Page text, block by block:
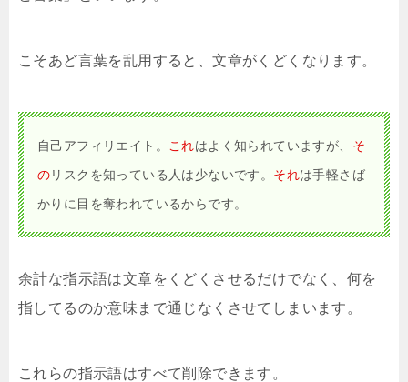
こそあど言葉を乱用すると、文章がくどくなります。
自己アフィリエイト。 これはよく知られていますが、 そ
のリスクを知っている人は少ないです。 それは手軽さば
かりに目を奪われているからです。
余計な指示語は文章をくどくさせるだけでなく、何を
指してるのか意味まで通じなくさせてしまいます。
これらの指示語はすべて削除できます。